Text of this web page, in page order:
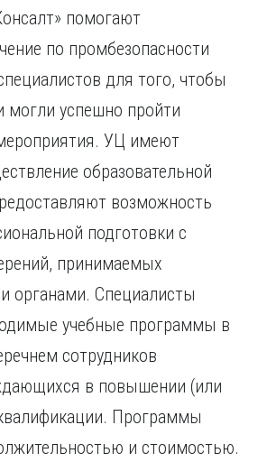
помогают
по промбезопасности
для того, чтобы
могли успешно пройти
УЦ имеют
образовательной
возможность
подготовки с
принимаемых
органами. Специалисты
учебные программы в
сотрудников
в повышении (или
Программы
и стоимостью.